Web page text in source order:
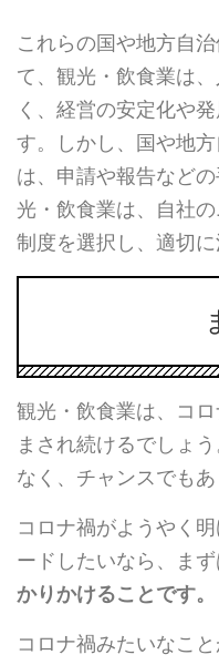
これらの国や地方自
て、観光・飲食業は
く、経営の安定化や
す。しかし、国や地
は、申請や報告など
光・飲食業は、自社
制度を選択し、適切に
観光・飲食業は、コ
まされ続けるでしょ
なく、チャンスでもあ
コロナ禍がようやく
ードしたいなら、まず
かりかけることです。
コロナ禍みたいなこ